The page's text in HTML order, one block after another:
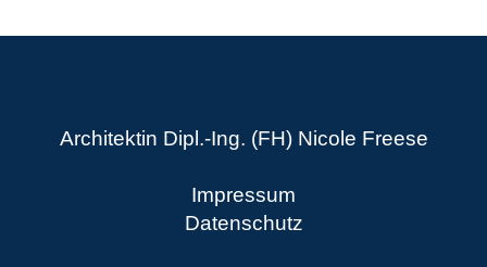
Architektin Dipl.-Ing. (FH) Nicole Freese
Impressum
Datenschutz